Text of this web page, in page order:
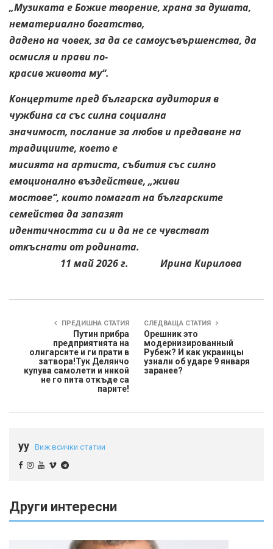
„Музиката е Божие творение, храна за душата,
нематериално богатство,
дадено на човек, за да се самоусъвършенства, да
осмисля и прави по-
красив живота му“.
Концертите пред българска аудитория в
чужбина са със силна социална
значимост, послание за любов и предаване на
традициите, което е
мисията на артиста, събития със силно
емоционално въздействие, „живи
мостове“, които помагат на българските
семейства да запазят
идентичността си и да не се чувстват
откъснати от родината.
11 май 2026 г. Ирина Кирилова
ПРЕДИШНА СТАТИЯ
Путин прибра
предприятията на
олигарсите и ги прати в
затвора!Тук Делянчо
купува самолети и никой
не го пита откъде са
парите!
СЛЕДВАЩА СТАТИЯ
Орешник это
модернизированный
Рубеж? И как украинцы
узнали об ударе 9 января
заранее?
yy Виж всички статии
Други интересни